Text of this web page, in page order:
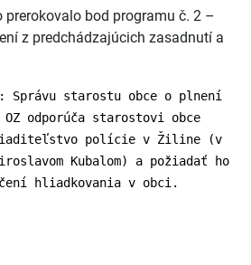
prerokovalo bod programu č. 2 –
z predchádzajúcich zasadnutí a
Správu starostu obce o plnení
OZ odporúča starostovi obce
polície v Žiline (v
Kubalom) a požiadať ho
hliadkovania v obci.